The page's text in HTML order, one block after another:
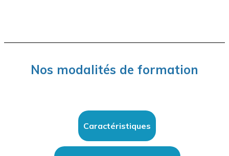
Nos modalités de formation
Caractéristiques